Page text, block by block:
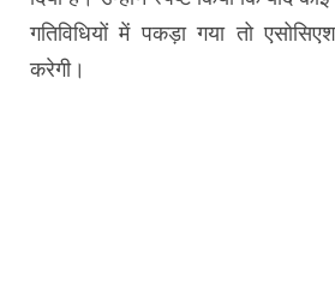
गतिविधियों में पकड़ा गया तो
करेगी।